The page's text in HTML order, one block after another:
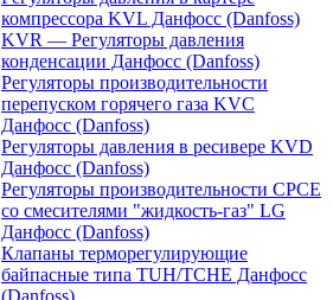
компрессора KVL Данфосс (Danfoss)
KVR — Регуляторы давления
конденсации Данфосс (Danfoss)
Регуляторы производительности
перепуском горячего газа KVC
Данфосс (Danfoss)
Регуляторы давления в ресивере KVD
Данфосс (Danfoss)
Регуляторы производительности CPCE
со смесителями "жидкость-газ" LG
Данфосс (Danfoss)
Клапаны терморегулирующие
байпасные типа TUH/TCHE Данфосс
(Danfoss)